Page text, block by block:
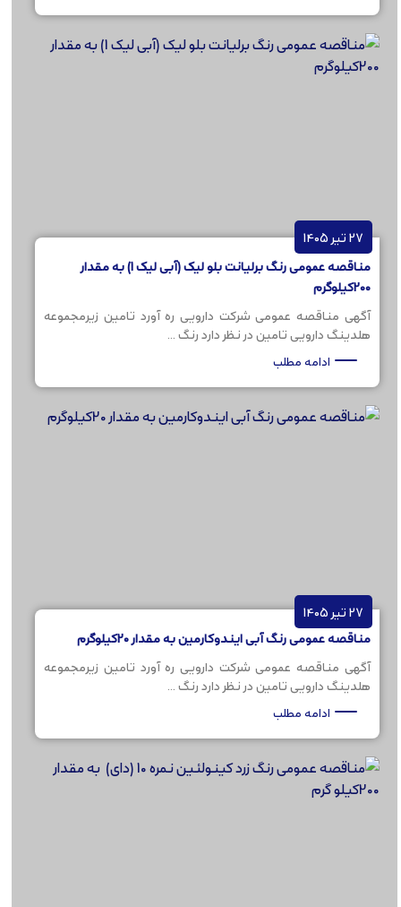
27 تیر 1405
مناقصه عمومی رنگ برلیانت بلو لیک (آبی لیک 1) به مقدار
200کیلوگرم
آگهی مناقصه عمومی شرکت دارویی ره آورد تامین زیرمجموعه
هلدینگ دارویی تامین در نظر دارد رنگ ...
ادامه مطلب
27 تیر 1405
مناقصه عمومی رنگ آبی ایندوکارمین به مقدار 20کیلوگرم
آگهی مناقصه عمومی شرکت دارویی ره آورد تامین زیرمجموعه
هلدینگ دارویی تامین در نظر دارد رنگ ...
ادامه مطلب